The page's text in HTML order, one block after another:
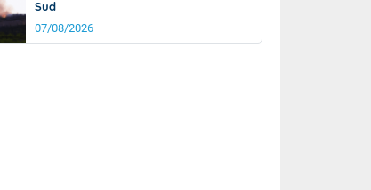
Sud
07/08/2026